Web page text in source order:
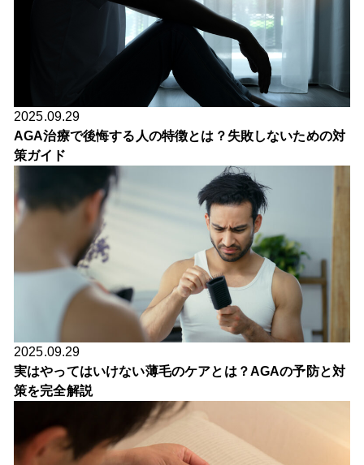
2025.09.29
AGA治療で後悔する人の特徴とは？失敗しないための対
策ガイド
2025.09.29
実はやってはいけない薄毛のケアとは？AGAの予防と対
策を完全解説